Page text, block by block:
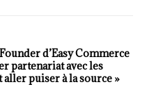
d’Easy Commerce
partenariat avec les
puiser à la source »